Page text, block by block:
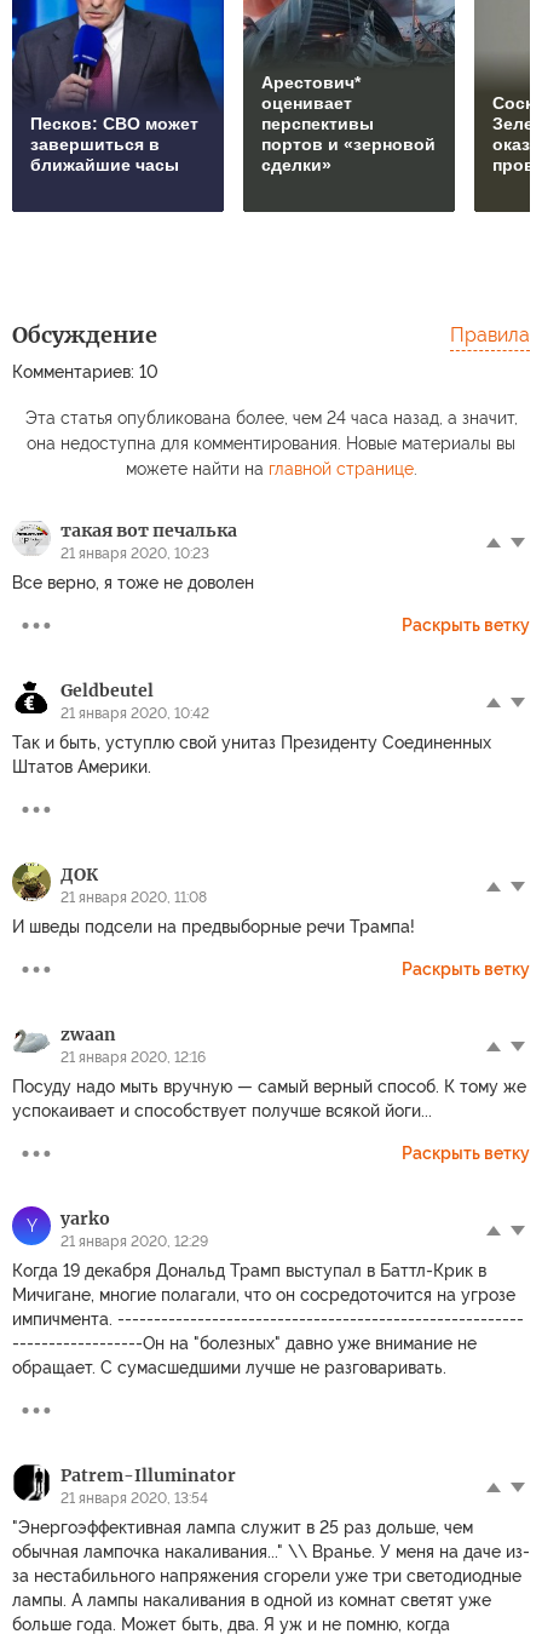
Песков: СВО может
завершиться в
ближайшие часы
Арестович*
оценивает
перспективы
портов и «зерновой
сделки»
Обсуждение
Комментариев: 10
Правила
Эта статья опубликована более, чем 24 часа назад, а значит,
она недоступна для комментирования. Новые материалы вы
можете найти на главной странице.
такая вот печалька
21 января 2020, 10:23
Все верно, я тоже не доволен
Раскрыть ветку
Geldbeutel
21 января 2020, 10:42
Так и быть, уступлю свой унитаз Президенту Соединенных
Штатов Америки.
ДОК
21 января 2020, 11:08
И шведы подсели на предвыборные речи Трампа!
Раскрыть ветку
zwaan
21 января 2020, 12:16
Посуду надо мыть вручную — самый верный способ. К тому же
успокаивает и способствует получше всякой йоги...
Раскрыть ветку
Y yarko
21 января 2020, 12:29
Когда 19 декабря Дональд Трамп выступал в Баттл-Крик в
Мичигане, многие полагали, что он сосредоточится на угрозе
импичмента. --------------------------------------------------------
------------------Он на "болезных" давно уже внимание не
обращает. С сумасшедшими лучше не разговаривать.
Patrem-Illuminator
21 января 2020, 13:54
"Энергоэффективная лампа служит в 25 раз дольше, чем
обычная лампочка накаливания..." \\ Вранье. У меня на даче из-
за нестабильного напряжения сгорели уже три светодиодные
лампы. А лампы накаливания в одной из комнат светят уже
больше года. Может быть, два. Я уж и не помню, когда